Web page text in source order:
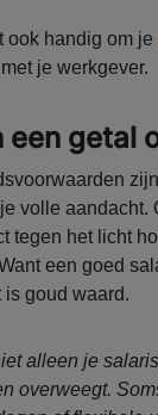
ook handig om je
je werkgever.
een getal
volle aandacht.
tegen het licht
een goed
is goud waard.
alleen je
overweegt.